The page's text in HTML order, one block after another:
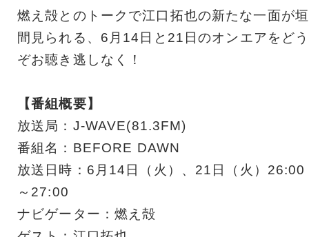
燃え殻とのトークで江口拓也の新たな一面が垣
間見られる、6月14日と21日のオンエアをどう
ぞお聴き逃しなく！
【番組概要】
放送局：J-WAVE(81.3FM)
番組名：BEFORE DAWN
放送日時：6月14日（火）、21日（火）26:00
～27:00
ナビゲーター：燃え殻